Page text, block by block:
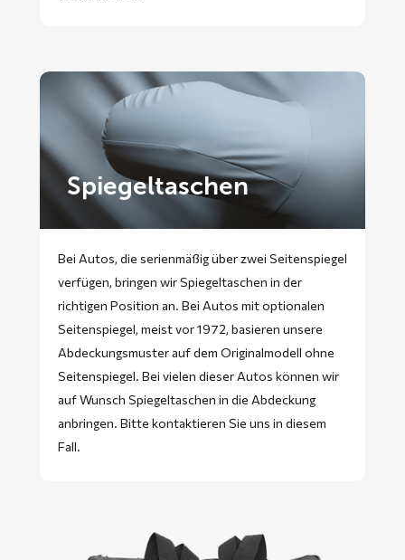
Spiegeltaschen
Bei Autos, die serienmäßig über zwei Seitenspiegel
verfügen, bringen wir Spiegeltaschen in der
richtigen Position an. Bei Autos mit optionalen
Seitenspiegel, meist vor 1972, basieren unsere
Abdeckungsmuster auf dem Originalmodell ohne
Seitenspiegel. Bei vielen dieser Autos können wir
auf Wunsch Spiegeltaschen in die Abdeckung
anbringen. Bitte kontaktieren Sie uns in diesem
Fall.